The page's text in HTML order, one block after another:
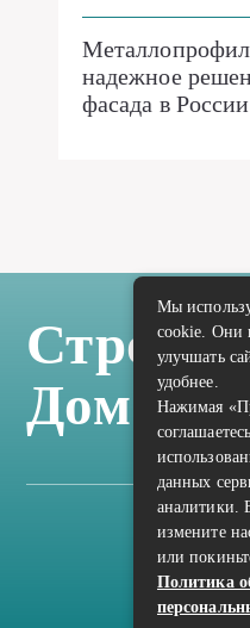
надежное
фасада в России
Дом
Политика
Мы
cookie. Они
улучшать
удобнее.
Нажимая
данных
аналитики.
измените
или
Политика